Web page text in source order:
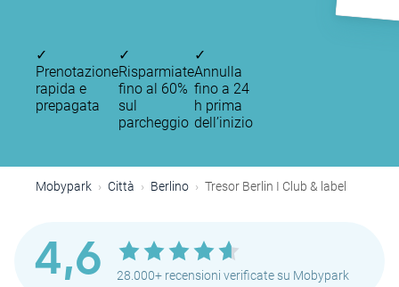
✓
Prenotazione
rapida e
prepagata
✓
Risparmiate
fino al 60%
sul
parcheggio
✓
Annulla
fino a 24
h prima
dell’inizio
Mobypark Città Berlino Tresor Berlin I Club & label
4,6 28.000+ recensioni verificate su Mobypark